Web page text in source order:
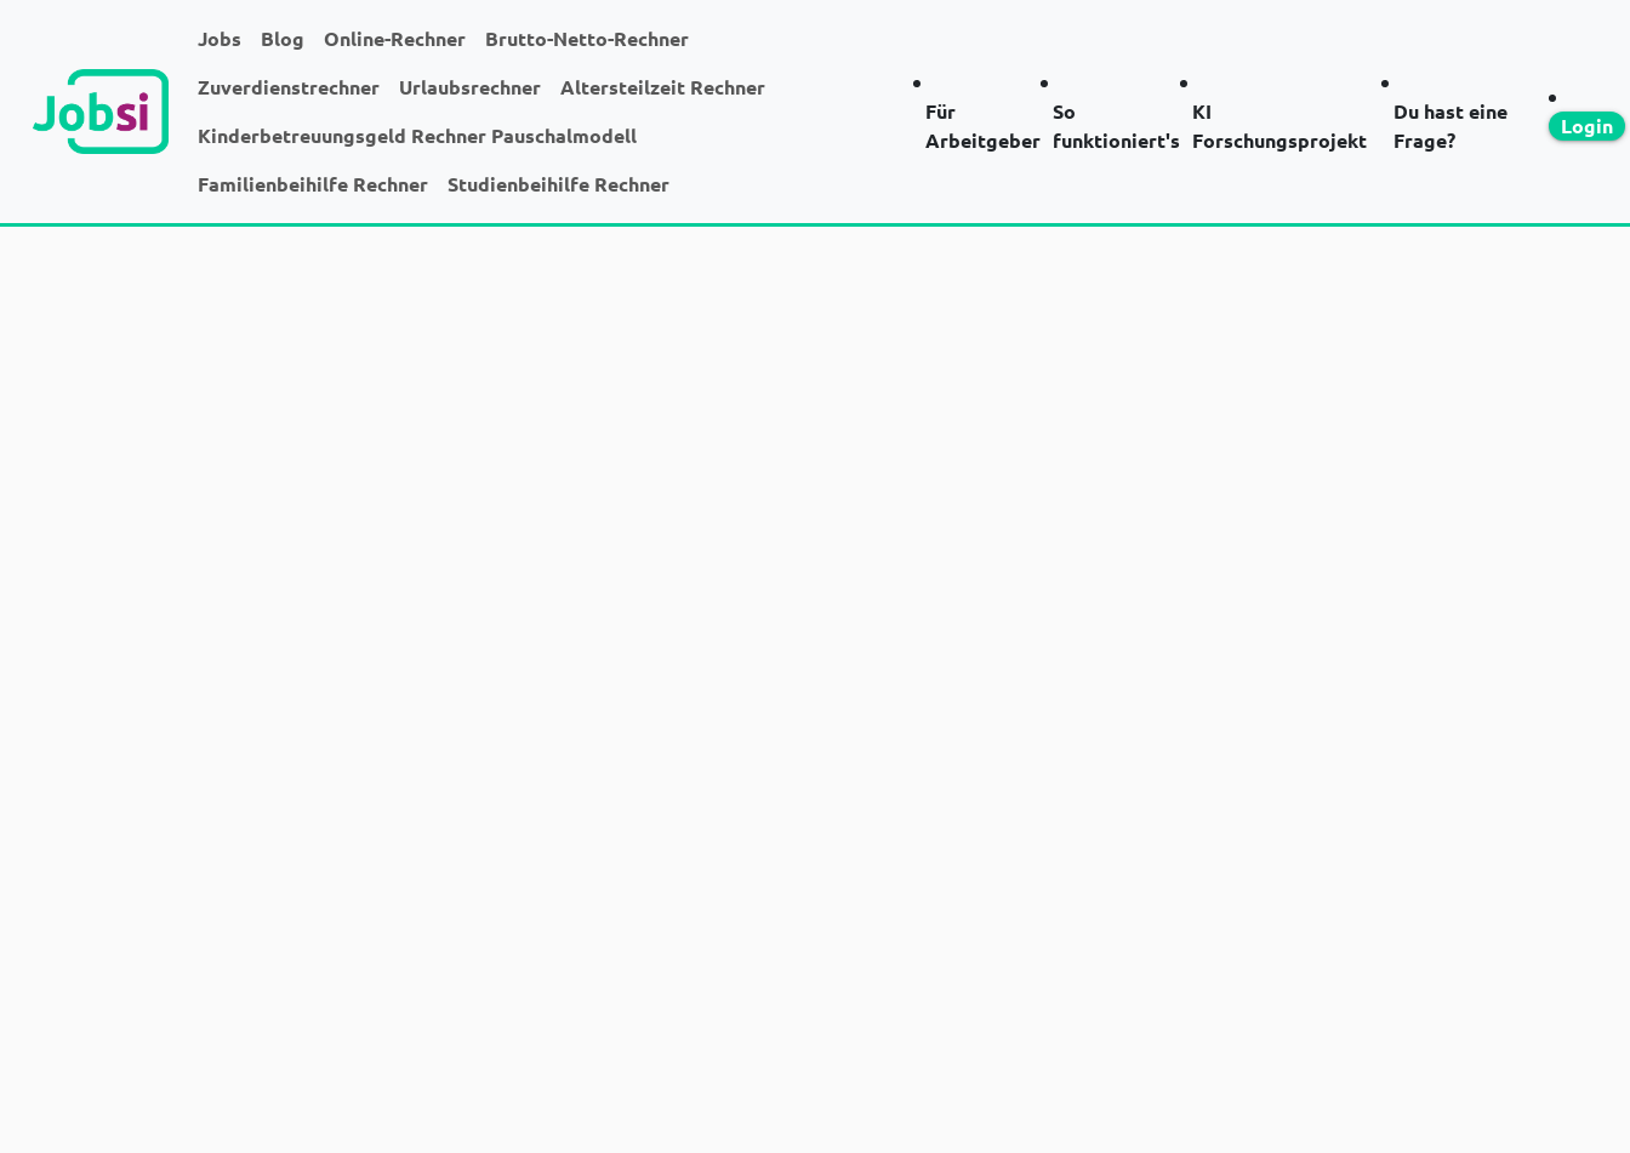
Jobs Blog Online-Rechner
Brutto-Netto-Rechner
Zuverdienstrechner
Urlaubsrechner
Altersteilzeit Rechner
Kinderbetreuungsgeld Rechner Pauschalmodell
Familienbeihilfe Rechner
Studienbeihilfe Rechner
Für
Arbeitgeber
So
funktioniert's
KI
Forschungsprojekt
Du hast eine
Frage?
Login